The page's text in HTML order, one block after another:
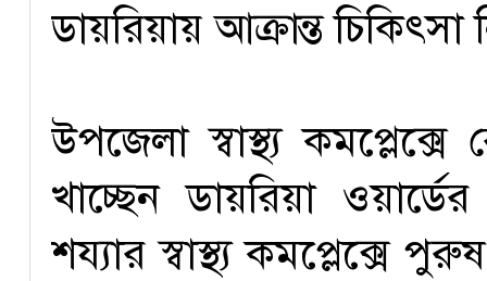
ডায়রিয়ায় আক্রান্ত
উপজেলা স্বাস্থ্য
খাচ্ছেন ডায়রিয়া
শয্যার স্বাস্থ্য কমপ্লেক্সে